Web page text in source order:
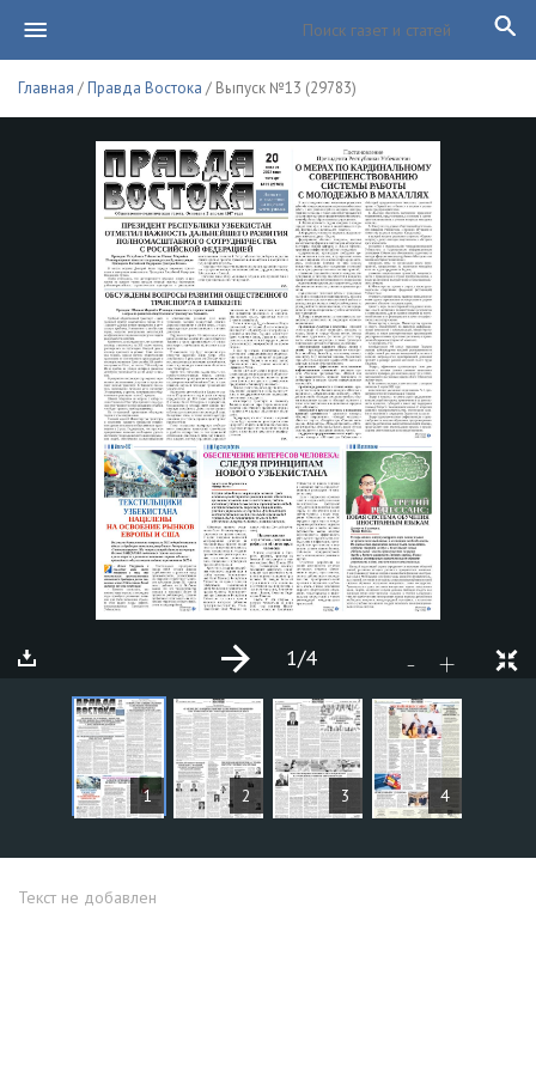
Главная /Правда Востока / Выпуск №13 (29783)
1 2 3 4
- +
1/4
СТАТЬИ
Текст не добавлен